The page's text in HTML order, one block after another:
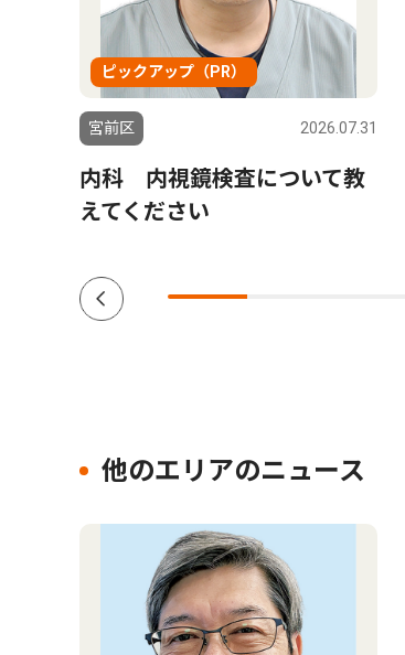
ピックアップ（PR）
宮前区 2026.07.31
内科 内視鏡検査について教
えてください
他のエリアのニュース